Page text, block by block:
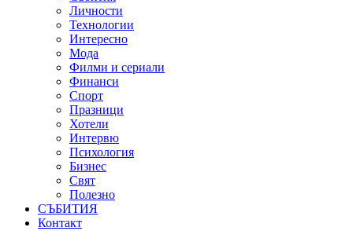
Личности
Технологии
Интересно
Мода
Филми и сериали
Финанси
Спорт
Празници
Хотели
Интервю
Психология
Бизнес
Свят
Полезно
СЪБИТИЯ
Контакт